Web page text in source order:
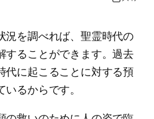
況を調べれば、聖霊時代の
することができます。過去
代に起こることに対する預
るからです。